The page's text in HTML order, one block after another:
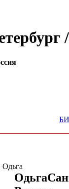
Одьга
Одьга